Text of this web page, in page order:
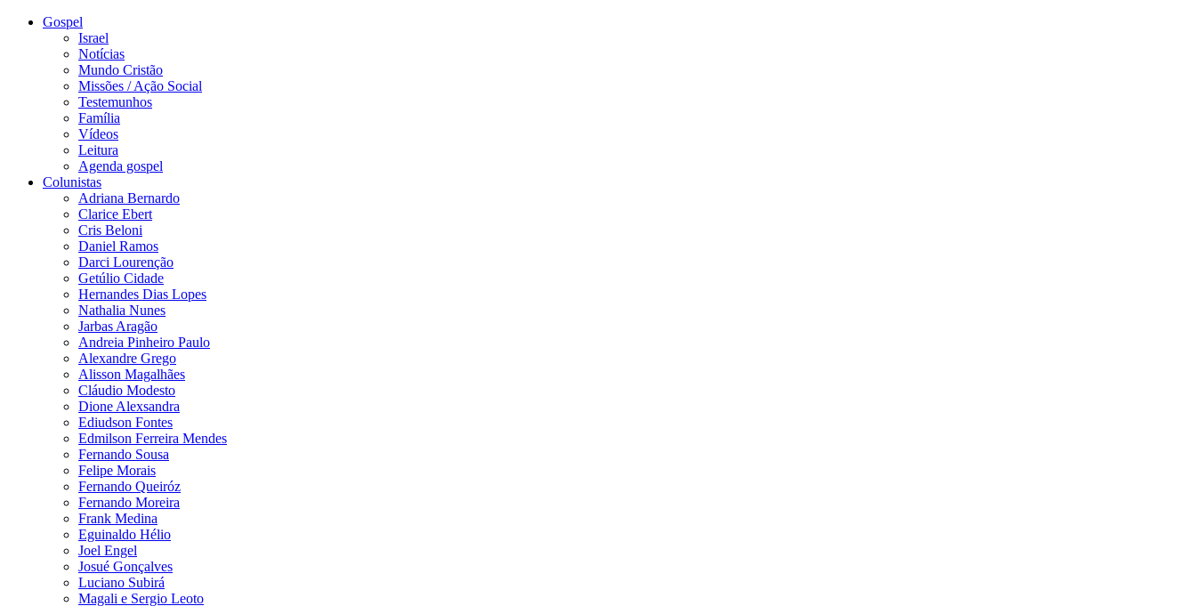
Gospel
Israel
Notícias
Mundo Cristão
Missões / Ação Social
Testemunhos
Família
Vídeos
Leitura
Agenda gospel
Colunistas
Adriana Bernardo
Clarice Ebert
Cris Beloni
Daniel Ramos
Darci Lourenção
Getúlio Cidade
Hernandes Dias Lopes
Nathalia Nunes
Jarbas Aragão
Andreia Pinheiro Paulo
Alexandre Grego
Alisson Magalhães
Cláudio Modesto
Dione Alexsandra
Ediudson Fontes
Edmilson Ferreira Mendes
Fernando Sousa
Felipe Morais
Fernando Queiróz
Fernando Moreira
Frank Medina
Eguinaldo Hélio
Joel Engel
Josué Gonçalves
Luciano Subirá
Magali e Sergio Leoto